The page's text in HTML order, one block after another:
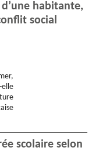
habitante,
social
scolaire selon